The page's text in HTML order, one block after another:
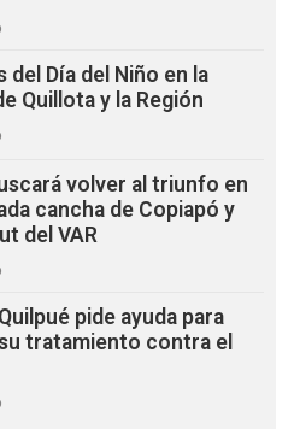
del Día del Niño en la
Quillota y la Región
volver al triunfo en
cancha de Copiapó y
del VAR
pide ayuda para
tratamiento contra el